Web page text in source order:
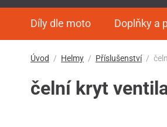
Díly dle moto Doplňky a
Úvod Helmy Příslušenství
čelní kryt